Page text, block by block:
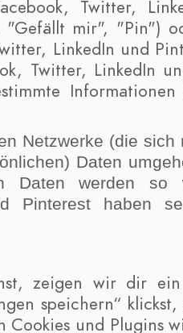
Twitter,
"Gefällt mir", "Pin")
LinkedIn und
Twitter, LinkedIn
Netzwerke (die sich
Daten
Daten werden so
Pinterest haben
zeigen wir dir
speichern“
und Plugins